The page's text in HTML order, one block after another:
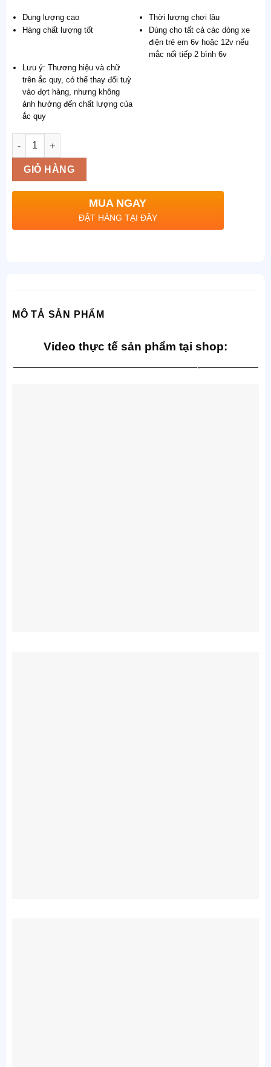
Dung lượng cao
Thời lượng chơi lâu
Hàng chất lượng tốt
Dùng cho tất cả các dòng xe
điện trẻ em 6v hoặc 12v nếu
mắc nối tiếp 2 bình 6v
Lưu ý: Thương hiệu và chữ
trên ắc quy, có thể thay đổi tuỳ
vào đợt hàng, nhưng không
ảnh hưởng đến chất lượng của
ắc quy
Số lượng
GIỎ HÀNG
MUA NGAY
ĐẶT HÀNG TẠI ĐÂY
MÔ TẢ SẢN PHẨM
Video thực tế sản phẩm tại shop:
———————————————————-——————